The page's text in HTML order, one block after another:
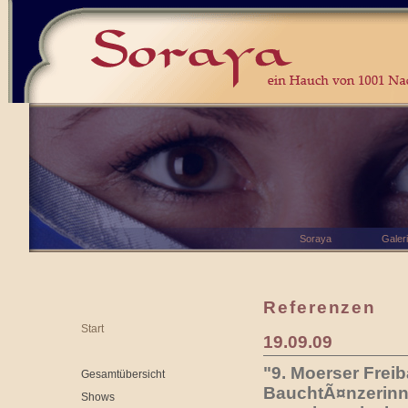
Start
Gesamtübersicht
Shows
Referenzen
19.09.09
"9. Moerser
Soraya